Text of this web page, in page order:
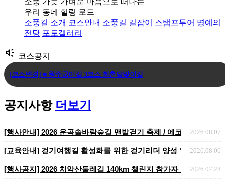
우리 동네 힐링 로드
소풍길 소개 코스안내 소풍길 길잡이 스탬프투어 명예의
전당 포토갤러리
brand_awareness 코스공지
[코스변경] ■ 원주굽이길 3코스 회촌달맞이길
[임시코스변경] ■ 원주굽이길 18코스 반계리은행나무길 임시노선 및 스
[코스변경] ■ 원주굽이길 7코스 태조왕건길 코스 변경 안내
공지사항 더보기
[행사안내] 2026 운곡솔바람숲길 맨발걷기 축제 / 에코힐링 맨발
2026.08.07
[교육안내] 걷기여행길 활성화를 위한 걷기리더 양성 "걷기지도자
2026.08.06
​​​​​​​[행사공지] 2026 치악산둘레길 140km 챌린지 참가자 .. 2026.07.28